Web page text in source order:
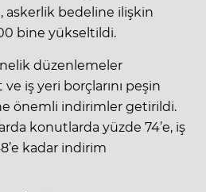
askerlik bedeline ilişkin
bine yükseltildi.
düzenlemeler
iş yeri borçlarını peşin
önemli indirimler getirildi.
konutlarda yüzde 74’e, iş
kadar indirim